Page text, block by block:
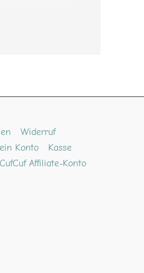
Widerruf
Konto
Kasse
Affiliate-Konto